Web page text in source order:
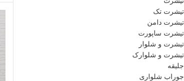
تیشرت تک
تیشرت دامن
تیشرت ساپورت
تیشرت و شلوار
تیشرت و شلوارک
جلیقه
جوراب شلواری